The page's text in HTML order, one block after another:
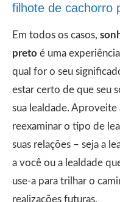
filhote de cachorro
Em todos os casos,
preto é uma
qual for o seu
estar certo de que seu
sua lealdade.
reexaminar o tipo de
suas relações – seja a
a você ou a lealdade
use-a para trilhar o
realizações futuras.